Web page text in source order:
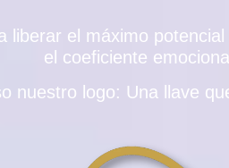
liberar el máximo
el coeficiente
nuestro logo: Una llave